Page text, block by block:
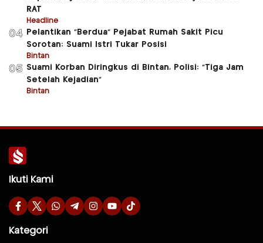
RAT
Headline
04
Pelantikan “Berdua” Pejabat Rumah Sakit Picu
Sorotan: Suami Istri Tukar Posisi
Bintan
05 Suami Korban Diringkus di Bintan, Polisi: “Tiga Jam
Setelah Kejadian”
Bintan
Ikuti Kami
Kategori